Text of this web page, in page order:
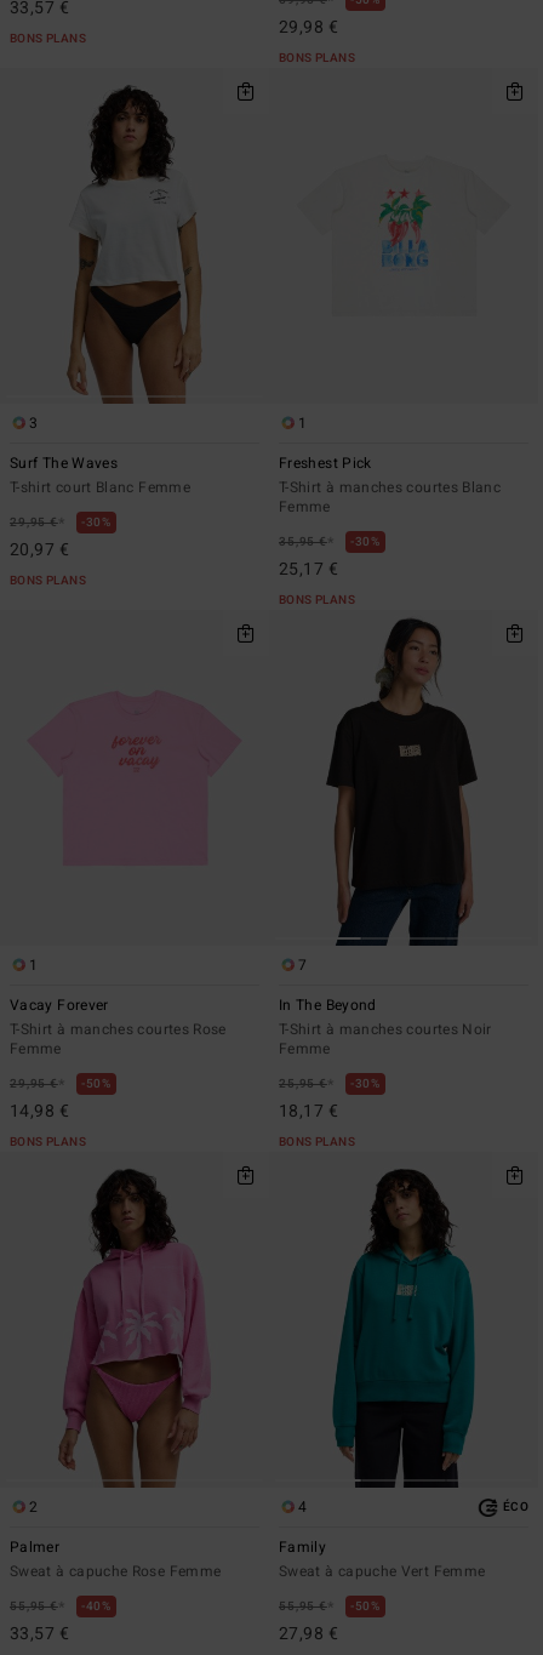
33,57 €
BONS PLANS 29,98 €
BONS PLANS
3
Surf The Waves
T-shirt court Blanc Femme
29,95 €* 30%
20,97 €
BONS PLANS
1
Freshest Pick
T-Shirt à manches courtes Blanc
Femme
35,95 €* 30%
25,17 €
BONS PLANS
1
Vacay Forever
T-Shirt à manches courtes Rose
Femme
29,95 €* 50%
14,98 €
BONS PLANS
7
In The Beyond
T-Shirt à manches courtes Noir
Femme
25,95 €* 30%
18,17 €
BONS PLANS
2
Palmer
Sweat à capuche Rose Femme
55,95 €* 40%
33,57 €
4 ÉCO
Family
Sweat à capuche Vert Femme
55,95 €* 50%
27,98 €